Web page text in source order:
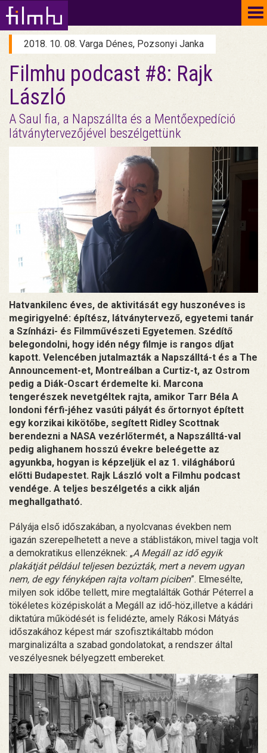
2018. 10. 08. Varga Dénes, Pozsonyi Janka
Filmhu podcast #8: Rajk
László
A Saul fia, a Napszállta és a Mentőexpedíció
látványtervezőjével beszélgettünk
Hatvankilenc éves, de aktivitását egy huszonéves is
megirigyelné: építész, látványtervező, egyetemi tanár
a Színházi- és Filmművészeti Egyetemen. Szédítő
belegondolni, hogy idén négy filmje is rangos díjat
kapott. Velencében jutalmazták a Napszálltá-t és a The
Announcement-et, Montreálban a Curtiz-t, az Ostrom
pedig a Diák-Oscart érdemelte ki. Marcona
tengerészek nevetgéltek rajta, amikor Tarr Béla A
londoni férfi-jéhez vasúti pályát és őrtornyot épített
egy korzikai kikötőbe, segített Ridley Scottnak
berendezni a NASA vezérlőtermét, a Napszálltá-val
pedig alighanem hosszú évekre beleégette az
agyunkba, hogyan is képzeljük el az 1. világháború
előtti Budapestet. Rajk László volt a Filmhu podcast
vendége. A teljes beszélgetés a cikk alján
meghallgatható.
Pályája első időszakában, a nyolcvanas években nem
igazán szerepelhetett a neve a stáblistákon, mivel tagja volt
a demokratikus ellenzéknek: „A Megáll az idő egyik
plakátját például teljesen bezúzták, mert a nevem ugyan
nem, de egy fényképen rajta voltam piciben”. Elmesélte,
milyen sok időbe tellett, mire megtalálták Gothár Péterrel a
tökéletes középiskolát a Megáll az idő-höz,illetve a kádári
diktatúra működését is felidézte, amely Rákosi Mátyás
időszakához képest már szofisztikáltabb módon
marginalizálta a szabad gondolatokat, a rendszer által
veszélyesnek bélyegzett embereket.